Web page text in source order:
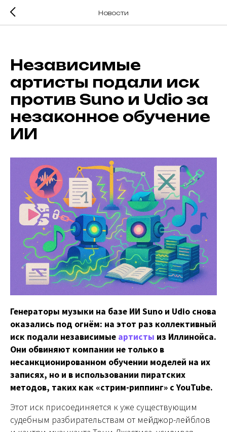
Новости
Независимые
артисты подали иск
против Suno и Udio за
незаконное обучение
ИИ
Генераторы музыки на базе ИИ Suno и Udio снова
оказались под огнём: на этот раз коллективный
иск подали независимые артисты из Иллинойса.
Они обвиняют компании не только в
несанкционированном обучении моделей на их
записях, но и в использовании пиратских
методов, таких как «стрим-риппинг» с YouTube.
Этот иск присоединяется к уже существующим
судебным разбирательствам от мейджор-лейблов